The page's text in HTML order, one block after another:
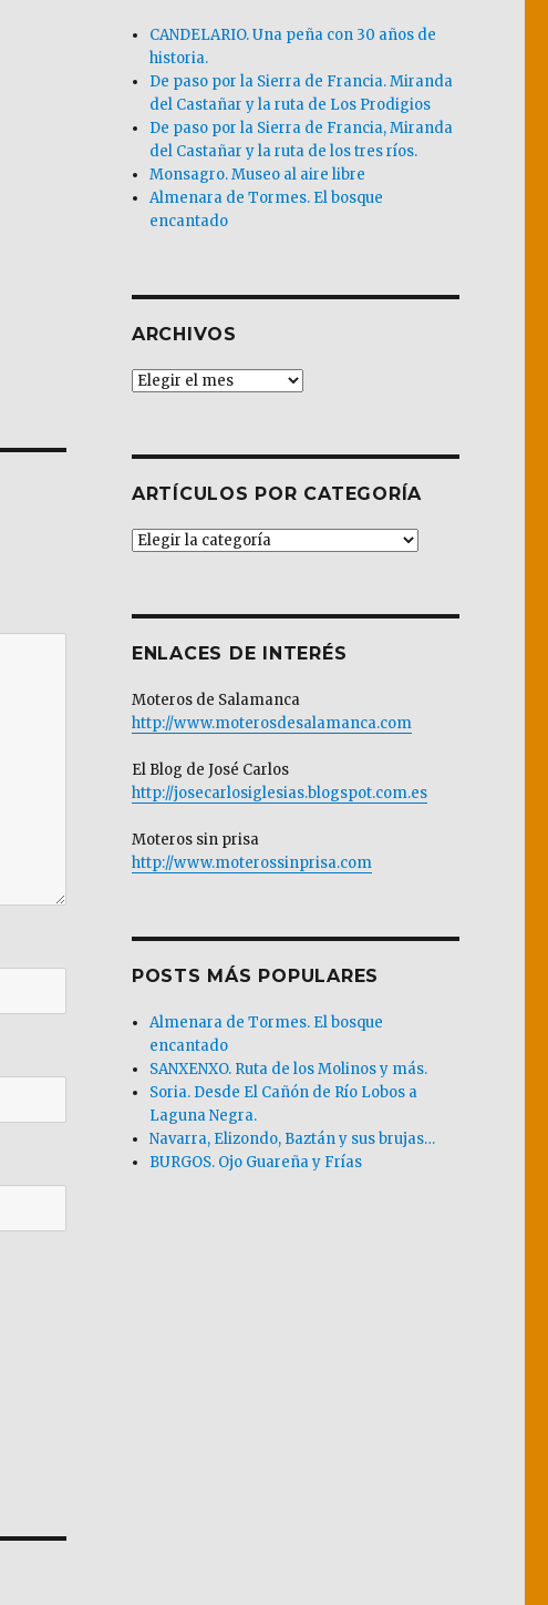
CANDELARIO. Una peña con 30 años de
historia.
De paso por la Sierra de Francia. Miranda
del Castañar y la ruta de Los Prodigios
De paso por la Sierra de Francia, Miranda
del Castañar y la ruta de los tres ríos.
Monsagro. Museo al aire libre
Almenara de Tormes. El bosque
encantado
ARCHIVOS
Archivos
ARTÍCULOS POR CATEGORÍA
Artículos
ENLACES DE INTERÉS
Moteros de Salamanca
http://www.moterosdesalamanca.com
El Blog de José Carlos
http://josecarlosiglesias.blogspot.com.es
Moteros sin prisa
http://www.moterossinprisa.com
POSTS MÁS POPULARES
Almenara de Tormes. El bosque
encantado
SANXENXO. Ruta de los Molinos y más.
Soria. Desde El Cañón de Río Lobos a
Laguna Negra.
Navarra, Elizondo, Baztán y sus brujas…
BURGOS. Ojo Guareña y Frías